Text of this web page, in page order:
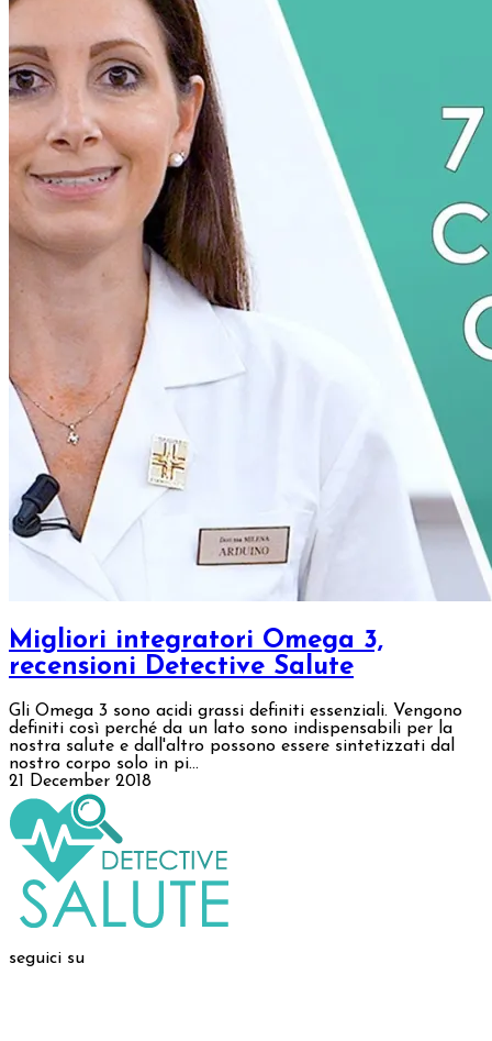
Migliori integratori Omega 3,
recensioni Detective Salute
Gli Omega 3 sono acidi grassi definiti essenziali. Vengono
definiti così perché da un lato sono indispensabili per la
nostra salute e dall'altro possono essere sintetizzati dal
nostro corpo solo in pi...
21 December 2018
seguici su